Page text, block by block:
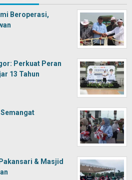
Beroperasi,
Perkuat Peran
13 Tahun
& Masjid